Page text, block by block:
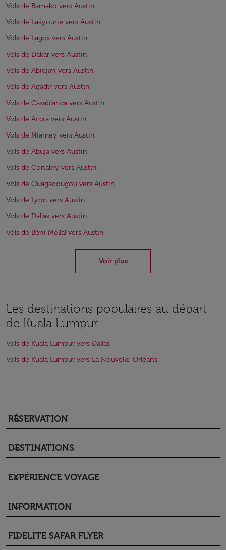
Vols de Bamako vers Austin
Vols de Laâyoune vers Austin
Vols de Lagos vers Austin
Vols de Dakar vers Austin
Vols de Abidjan vers Austin
Vols de Agadir vers Austin
Vols de Casablanca vers Austin
Vols de Accra vers Austin
Vols de Niamey vers Austin
Vols de Abuja vers Austin
Vols de Conakry vers Austin
Vols de Ouagadougou vers Austin
Vols de Lyon vers Austin
Vols de Dallas vers Austin
Vols de Béni Mellal vers Austin
Voir plus
Les destinations populaires au départ
de Kuala Lumpur
Vols de Kuala Lumpur vers Dallas
Vols de Kuala Lumpur vers La Nouvelle-Orléans
RÉSERVATION
keyboard_arrow_down
DESTINATIONS
keyboard_arrow_down
EXPÉRIENCE VOYAGE
keyboard_arrow_down
INFORMATION
keyboard_arrow_down
FIDELITE SAFAR FLYER
keyboard_arrow_down